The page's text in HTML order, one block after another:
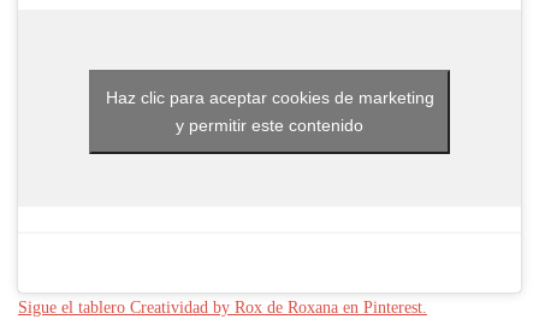
Haz clic para aceptar cookies de marketing
y permitir este contenido
Sigue el tablero Creatividad by Rox de Roxana en Pinterest.